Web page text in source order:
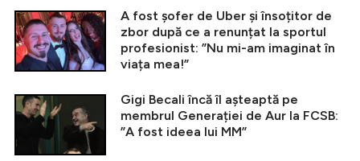
A fost șofer de Uber și însoțitor de
zbor după ce a renunțat la sportul
profesionist: ”Nu mi-am imaginat în
viața mea!”
Gigi Becali încă îl așteaptă pe
membrul Generației de Aur la FCSB:
”A fost ideea lui MM”